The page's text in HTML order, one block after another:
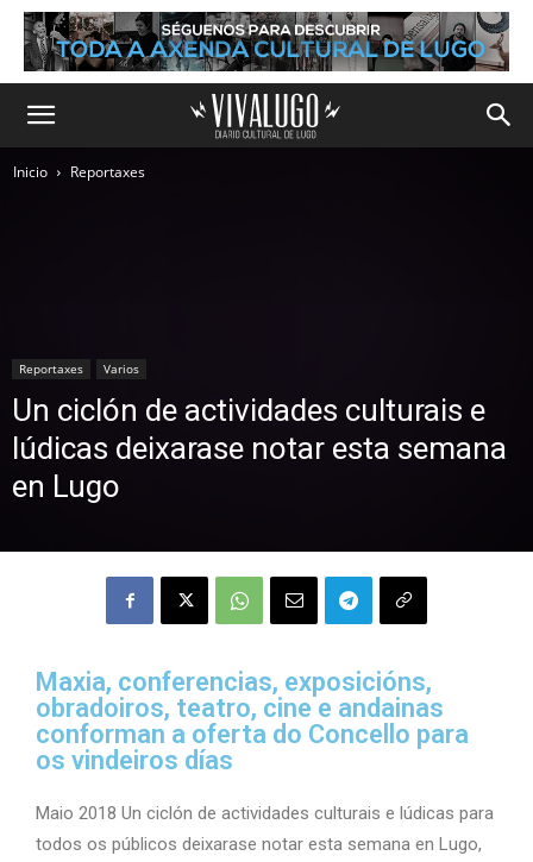
Inicio Reportaxes
Reportaxes Varios
Un ciclón de actividades culturais e
lúdicas deixarase notar esta semana
en Lugo
Maxia, conferencias, exposicións,
obradoiros, teatro, cine e andainas
conforman a oferta do Concello para
os vindeiros días
Maio 2018 Un ciclón de actividades culturais e lúdicas para
todos os públicos deixarase notar esta semana en Lugo,